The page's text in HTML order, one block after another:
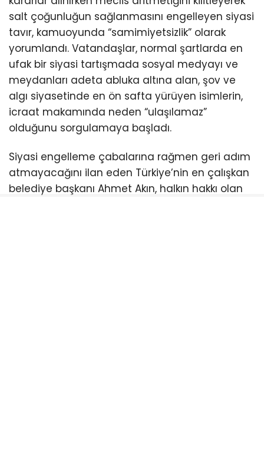
salt çoğunluğun sağlanmasını engelleyen siyasi
tavır, kamuoyunda “samimiyetsizlik” olarak
yorumlandı. Vatandaşlar, normal şartlarda en
ufak bir siyasi tartışmada sosyal medyayı ve
meydanları adeta abluka altına alan, şov ve
algı siyasetinde en ön safta yürüyen isimlerin,
icraat makamında neden “ulaşılamaz”
olduğunu sorgulamaya başladı.
Siyasi engelleme çabalarına rağmen geri adım
atmayacağını ilan eden Türkiye’nin en çalışkan
belediye başkanı Ahmet Akın, halkın hakkı olan